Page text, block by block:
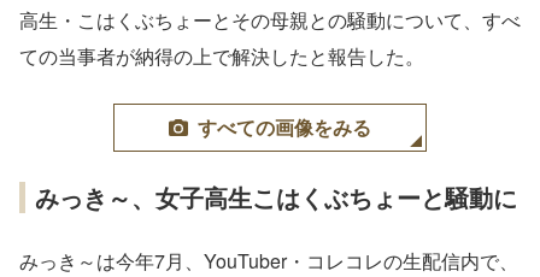
高生・こはくぶちょーとその母親との騒動について、すべ
ての当事者が納得の上で解決したと報告した。
すべての画像をみる
みっき～、女子高生こはくぶちょーと騒動に
みっき～は今年7月、YouTuber・コレコレの生配信内で、